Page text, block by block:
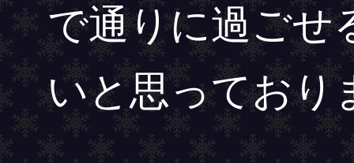
で通りに過ごせ
いと思っており